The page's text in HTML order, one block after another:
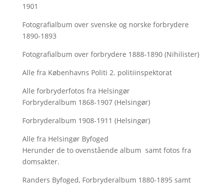
1901
Fotografialbum over svenske og norske forbrydere
1890-1893
Fotografialbum over forbrydere 1888-1890 (Nihilister)
Alle fra Københavns Politi 2. politiinspektorat
Alle forbryderfotos fra Helsingør
Forbryderalbum 1868-1907 (Helsingør)
Forbryderalbum 1908-1911 (Helsingør)
Alle fra Helsingør Byfoged
Herunder de to ovenstående album samt fotos fra
domsakter.
Randers Byfoged, Forbryderalbum 1880-1895 samt